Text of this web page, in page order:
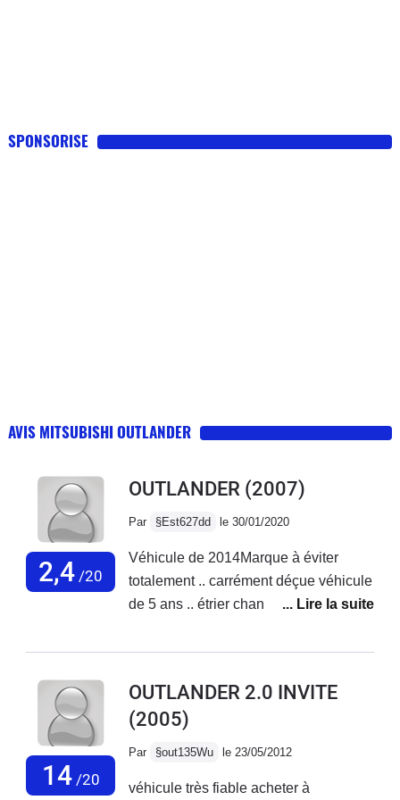
SPONSORISE
AVIS MITSUBISHI OUTLANDER
2,4 /20
OUTLANDER (2007)
Par §Est627dd le 30/01/2020
Véhicule de 2014Marque à éviter
totalement .. carrément déçue véhicule
de 5 ans .. étrier changé ... turbo
rééquilibrage 4000 euros à nos frais ..
véhicule acheté neuf en concession il
y a 5 ans et quelques mois ... je me
carrément déçue de cette marque
14/20
OUTLANDER 2.0 INVITE
(2005)
Par §out135Wu le 23/05/2012
véhicule très fiable acheter à